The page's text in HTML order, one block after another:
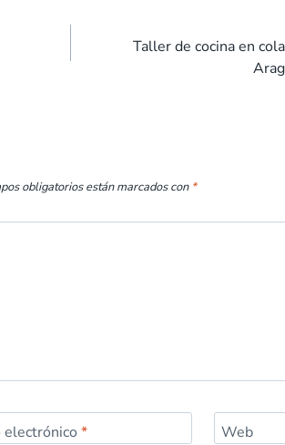
Taller de cocina en
obligatorios están marcados con *
electrónico* Web